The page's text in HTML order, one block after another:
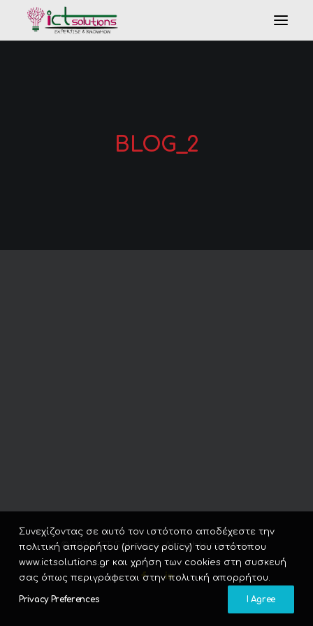
BLOG_2
© 2026 ICT Solutions. All rights reserved
Συνεχίζοντας σε αυτό τον ιστότοπο αποδέχεστε την
πολιτική απορρήτου (privacy policy) του ιστότοπου
www.ictsolutions.gr και χρήση των cookies στη συσκευή
σας όπως περιγράφεται στην πολιτική απορρήτου.
Privacy Preferences I Agree